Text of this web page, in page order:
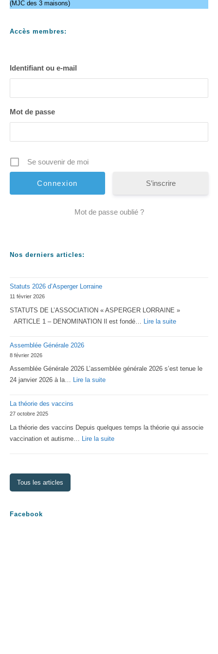
(MJC des 3 maisons)
Accès membres:
Identifiant ou e-mail
Mot de passe
Se souvenir de moi
S’inscrire
Mot de passe oublié ?
Nos derniers articles:
Statuts 2026 d’Asperger Lorraine
11 février 2026
STATUTS DE L’ASSOCIATION « ASPERGER LORRAINE »
ARTICLE 1 – DENOMINATION Il est fondé… Lire la suite:
Lorraine
Assemblée Générale 2026
8 février 2026
Assemblée Générale 2026 L’assemblée générale 2026 s’est tenue le
24 janvier 2026 à la… Lire la suite:
La théorie des vaccins
27 octobre 2025
La théorie des vaccins Depuis quelques temps la théorie qui associe
vaccination et autisme… Lire la suite:
Tous les articles
Facebook